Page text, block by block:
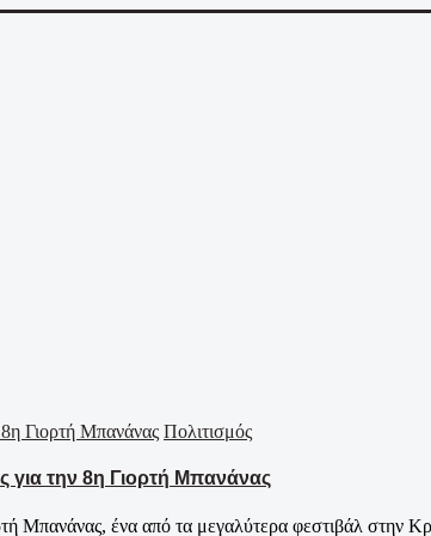
Πολιτισμός
για την 8η Γιορτή Μπανάνας
Μπανάνας, ένα από τα μεγαλύτερα φεστιβάλ στην